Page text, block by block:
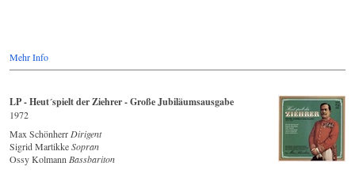
Mehr Info
LP - Heut´spielt der Ziehrer - Große Jubiläumsausgabe
1972
Max Schönherr Dirigent
Sigrid MartikkeSopran
Ossy Kolmann Bassbariton